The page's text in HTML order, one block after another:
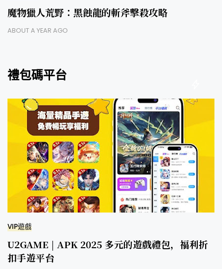
魔物獵人荒野：黑蝕龍的斬斧擊殺攻略
ABOUT A YEAR AGO
禮包碼平台
VIP遊戲
U2GAME | APK 2025 多元的遊戲禮包，福利折
扣手遊平台